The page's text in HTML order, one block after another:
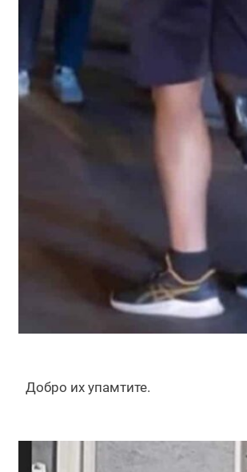
Добро их упамтите.